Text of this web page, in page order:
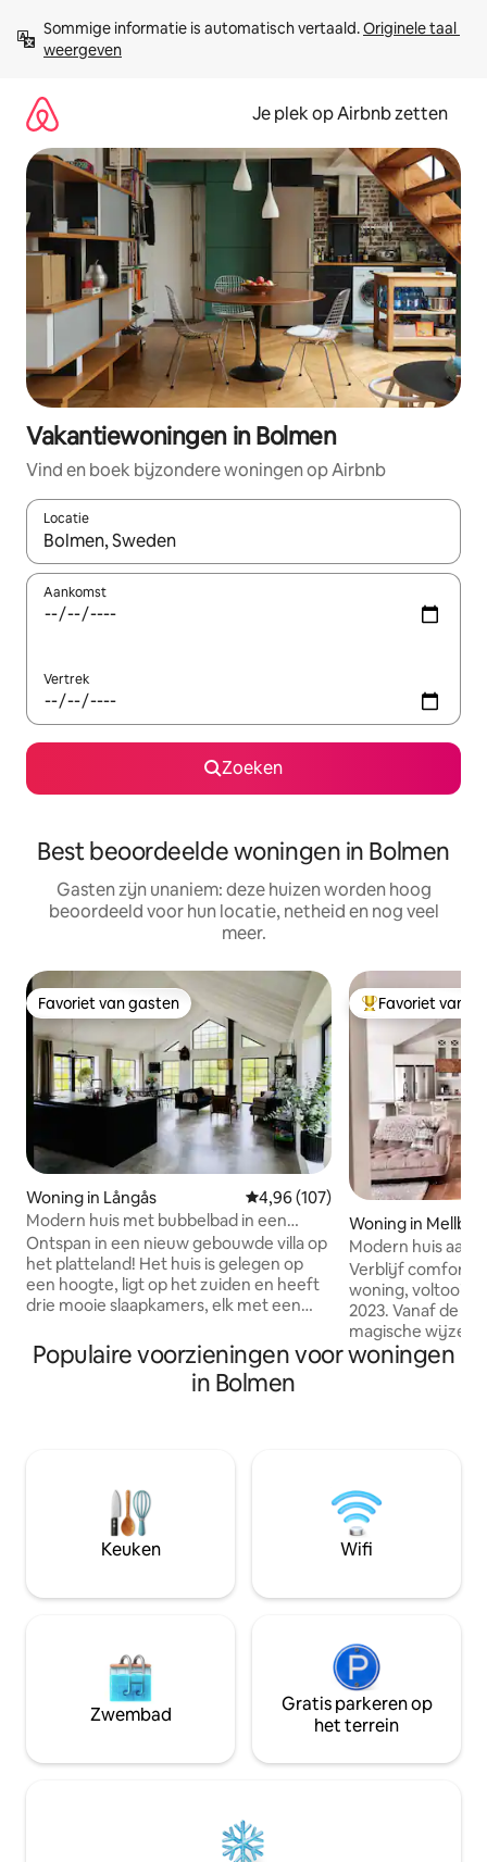
direct
naar
Sommige informatie is automatisch vertaald. Originele taal
weergeven
Je plek op Airbnb zetten
Vakantiewoningen in Bolmen
Vind en boek bijzondere woningen op Airbnb
Locatie
Wanneer er resultaten beschikbaar zijn, maak je een keuze
Aankomst
Vertrek
Zoeken
Best beoordeelde woningen in Bolmen
Gasten zijn unaniem: deze huizen worden hoog
beoordeeld voor hun locatie, netheid en nog veel
meer.
Favoriet van gasten
Favoriet van gasten
Woning in Långås Gemiddelde beoordeling van
4,96 (107)
Modern huis met bubbelbad in een
landelijke omgeving
Ontspan in een nieuw gebouwde villa op
het platteland! Het huis is gelegen op
een hoogte, ligt op het zuiden en heeft
drie mooie slaapkamers, elk met een
De grote slaapkamer heeft ook een
stapelbed. Het huis biedt plaats aan
maximaal 8 personen. Er is een klein spa-
betegelde badkamer, een open keuken-
woonkamer als mooie leefruimte met
een mooie open haard en een
wasruimte. Feesten, kick-off of
Topfavoriet van
Favoriet van
Woning in
Modern huis aan
Verblijf
woning, voltooid
2023. Vanaf de
magische wijze
enkele minuten
moderne keuken
mooie eethoek.
van een
goed geluiddicht
Populaire voorzieningen voor woningen
in Bolmen
Keuken Wifi
Zwembad
Gratis parkeren op
het terrein